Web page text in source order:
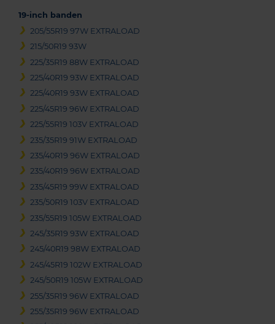
19-inch banden
205/55R19 97W EXTRALOAD
215/50R19 93W
225/35R19 88W EXTRALOAD
225/40R19 93W EXTRALOAD
225/40R19 93W EXTRALOAD
225/45R19 96W EXTRALOAD
225/55R19 103V EXTRALOAD
235/35R19 91W EXTRALOAD
235/40R19 96W EXTRALOAD
235/40R19 96W EXTRALOAD
235/45R19 99W EXTRALOAD
235/50R19 103V EXTRALOAD
235/55R19 105W EXTRALOAD
245/35R19 93W EXTRALOAD
245/40R19 98W EXTRALOAD
245/45R19 102W EXTRALOAD
245/50R19 105W EXTRALOAD
255/35R19 96W EXTRALOAD
255/35R19 96W EXTRALOAD